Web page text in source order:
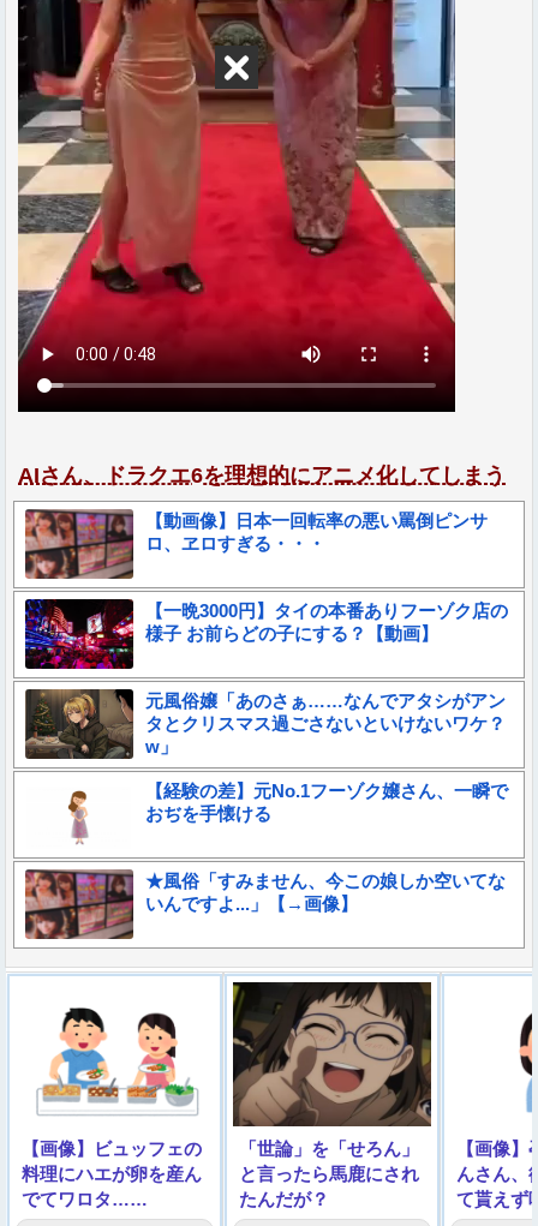
AIさん、ドラクエ6を理想的にアニメ化してしまう
【動画像】日本一回転率の悪い罵倒ピンサ
ロ、ヱロすぎる・・・
【一晩3000円】タイの本番ありフーゾク店の
様子 お前らどの子にする？【動画】
元風俗嬢「あのさぁ……なんでアタシがアン
タとクリスマス過ごさないといけないワケ？
w」
【経験の差】元No.1フーゾク嬢さん、一瞬で
おぢを手懐ける
★風俗「すみません、今この娘しか空いてな
いんですよ...」【→画像】
【画像】ビュッフェの
料理にハエが卵を産ん
でてワロタ……
「世論」を「せろん」
と言ったら馬鹿にされ
たんだが？
【画像
んさん、
て貰えず